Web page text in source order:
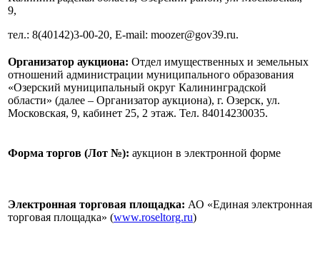
9,
тел.: 8(40142)3-00-20, E-mail: moozer@gov39.ru.
Организатор аукциона: Отдел имущественных и земельных
отношений администрации муниципального образования
«Озерский муниципальный округ Калининградской
области» (далее – Организатор аукциона), г. Озерск, ул.
Московская, 9, кабинет 25, 2 этаж. Тел. 84014230035.
Форма торгов (Лот №): аукцион в электронной форме
Электронная торговая площадка: АО «Единая электронная
торговая площадка» (www.roseltorg.ru)